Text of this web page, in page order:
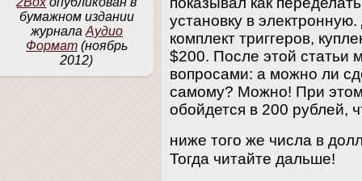
установку в
комплект триггеров,
$200. После этой статьи
вопросами: а можно ли
самому? Можно! При
обойдется в 200 рублей,
ниже того же числа в
Тогда читайте дальше!
бумажном издании
журнала Аудио
Формат (ноябрь
2012)